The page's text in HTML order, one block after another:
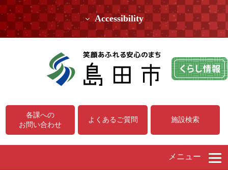
Accessibility
各課への
お問い合わせ
よくあるご質問 施設検索
メニュー